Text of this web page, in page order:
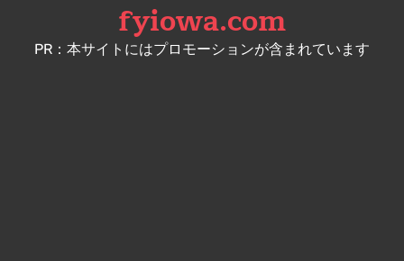
content
fyiowa.com
PR：本サイトにはプロモーションが含まれています